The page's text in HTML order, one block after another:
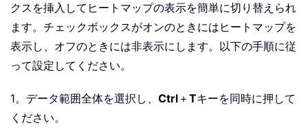
クスを挿入してヒートマップの表示を簡単に切り替えられ
ます。チェックボックスがオンのときにはヒートマップを
表示し、オフのときには非表示にします。以下の手順に従
って設定してください。
1。データ範囲全体を選択し、 Ctrl＋Tキーを同時に押して
ください。